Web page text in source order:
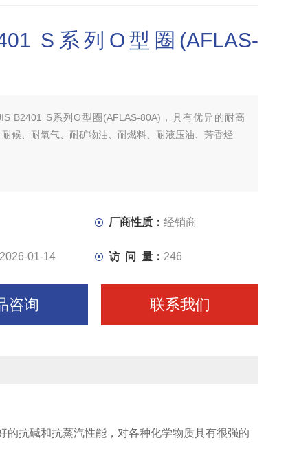
S系列O型圈(AFLAS-
B2401 S系列O型圈(AFLAS-80A)，具有优异的耐高
候、耐氧气、耐矿物油、耐燃料、耐液压油、芳香烃
厂商性质： 经销商
2026-01-14 访 问 量： 246
咨询 联系我们
的抗碱和抗蒸汽性能，对各种化学物质具有很强的